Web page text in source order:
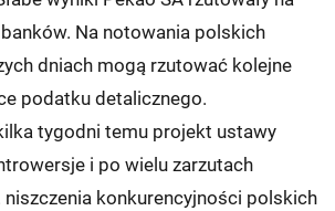
Na notowania polskich
dniach mogą rzutować kolejne
podatku detalicznego.
tygodni temu projekt ustawy
i po wielu zarzutach
konkurencyjności polskich